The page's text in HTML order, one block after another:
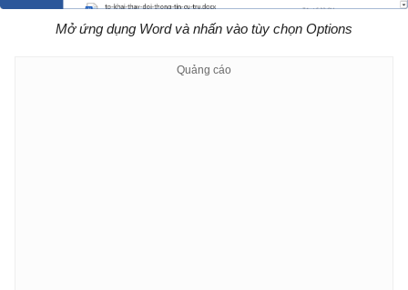
Mở ứng dụng Word và nhấn vào tùy chọn Options